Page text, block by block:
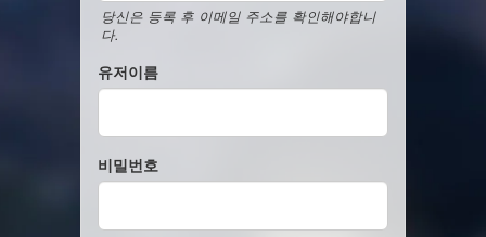
당신은 등록 후 이메일 주소를 확인해야합니
다.
유저이름
비밀번호